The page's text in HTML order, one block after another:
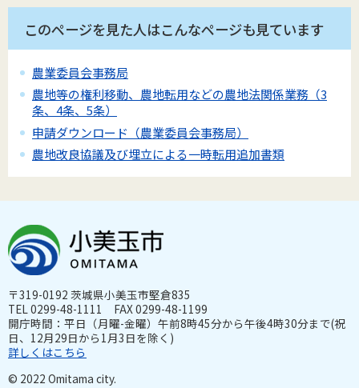
このページを見た人はこんなページも見ています
農業委員会事務局
農地等の権利移動、農地転用などの農地法関係業務（3
条、4条、5条）
申請ダウンロード（農業委員会事務局）
農地改良協議及び埋立による一時転用追加書類
〒319-0192 茨城県小美玉市堅倉835
TEL 0299-48-1111 FAX 0299-48-1199
開庁時間：平日（月曜-金曜）午前8時45分から午後4時30分まで(祝
日、12月29日から1月3日を除く)
詳しくはこちら
© 2022 Omitama city.